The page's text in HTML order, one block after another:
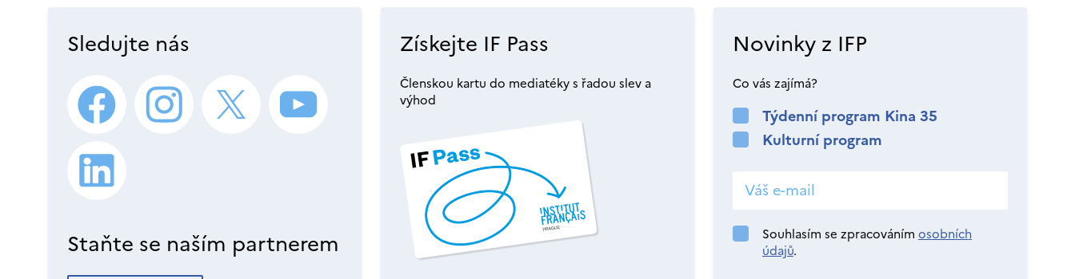
Sledujte nás
Staňte se naším partnerem
Získejte IF Pass
Členskou kartu do mediatéky s řadou slev a
výhod
Novinky z IFP
Co vás zajímá?
Týdenní program Kina 35
Kulturní program
Souhlasím se zpracováním osobních
údajů.